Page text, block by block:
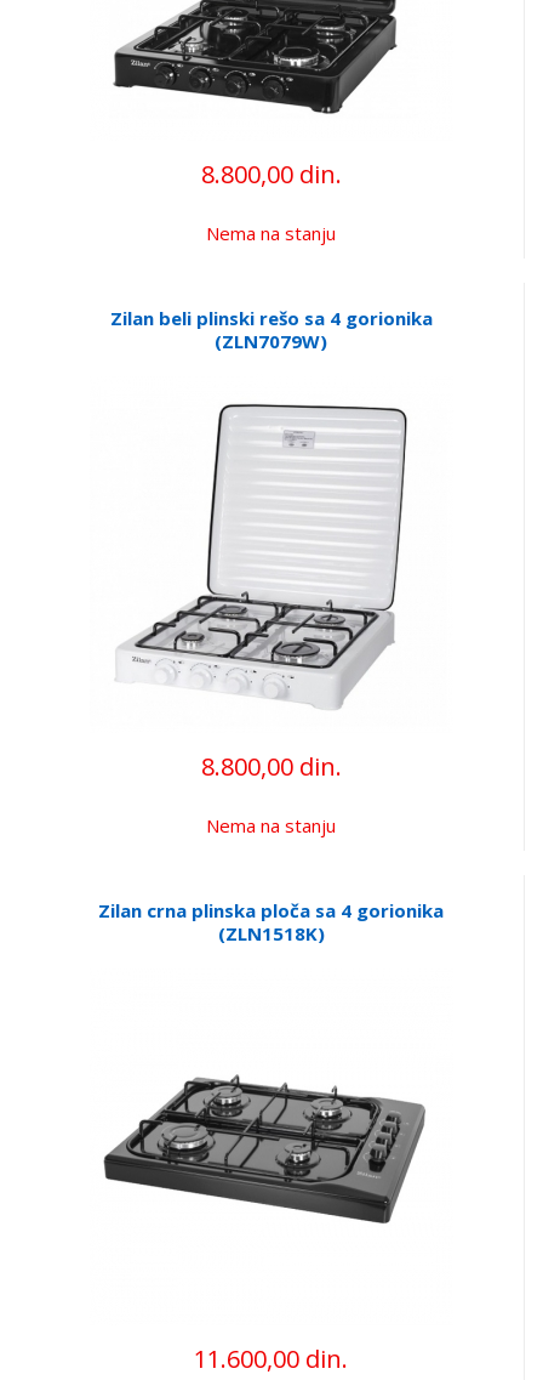
8.800,00 din.
Nema na stanju
Zilan beli plinski rešo sa 4 gorionika
(ZLN7079W)
8.800,00 din.
Nema na stanju
Zilan crna plinska ploča sa 4 gorionika
(ZLN1518K)
11.600,00 din.